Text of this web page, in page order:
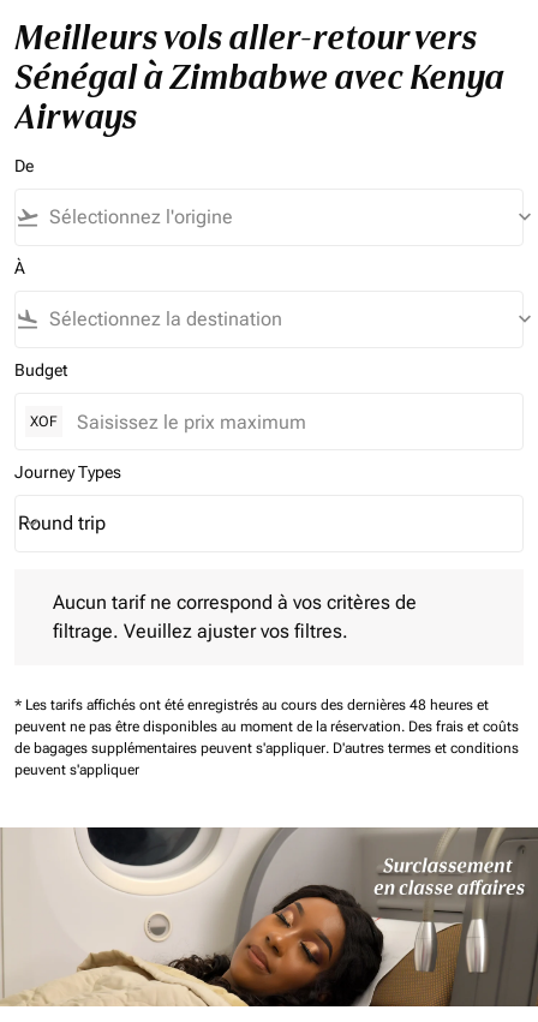
Meilleurs vols aller-retour vers
Sénégal à Zimbabwe avec Kenya
Airways
De
flight_takeoff keyboard_arrow_down
À
flight_land keyboard_arrow_down
Budget
XOF
Journey Types
Journey Types option Round trip Selected
Round trip
keyboard_arrow_down
Aucun tarif ne correspond à vos critères de
filtrage. Veuillez ajuster vos filtres.
* Les tarifs affichés ont été enregistrés au cours des dernières 48 heures et
peuvent ne pas être disponibles au moment de la réservation. Des frais et coûts
de bagages supplémentaires peuvent s'appliquer. D'autres termes et conditions
peuvent s'appliquer